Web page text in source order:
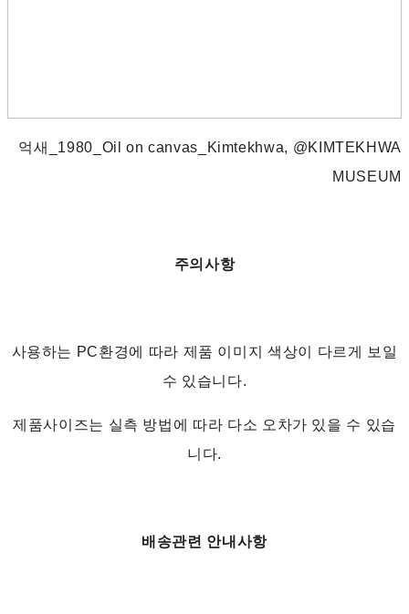
억새_1980_Oil on canvas_Kimtekhwa, @KIMTEKHWA
MUSEUM
주의사항
사용하는 PC환경에 따라 제품 이미지 색상이 다르게 보일
수 있습니다.
제품사이즈는 실측 방법에 따라 다소 오차가 있을 수 있습
니다.
배송관련 안내사항